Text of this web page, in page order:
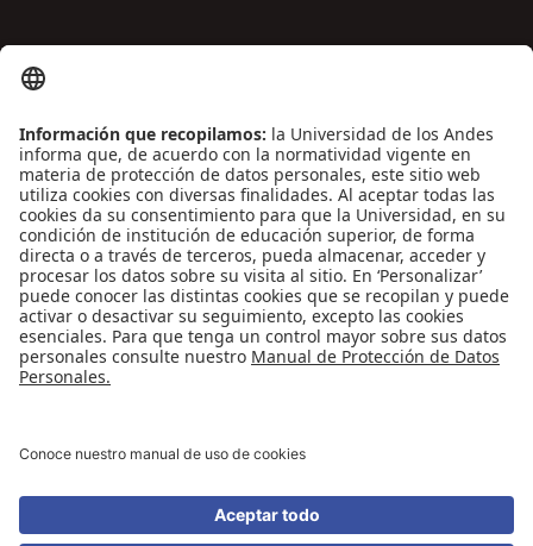
Contáctenos
Biblioguías
Preguntas frecuentes
Capacitación
Directrices
Entretenimiento
Compra de libros y material audiovisual